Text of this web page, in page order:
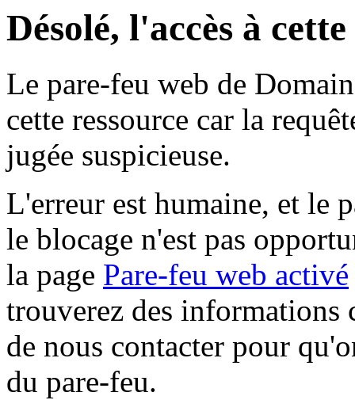
Désolé, l'accès à
Le pare-feu web de
cette ressource car la
jugée suspicieuse.
L'erreur est humaine, et le
le blocage n'est pas
la page Pare-feu web activé
trouverez des informations
de nous contacter pour
du pare-feu.